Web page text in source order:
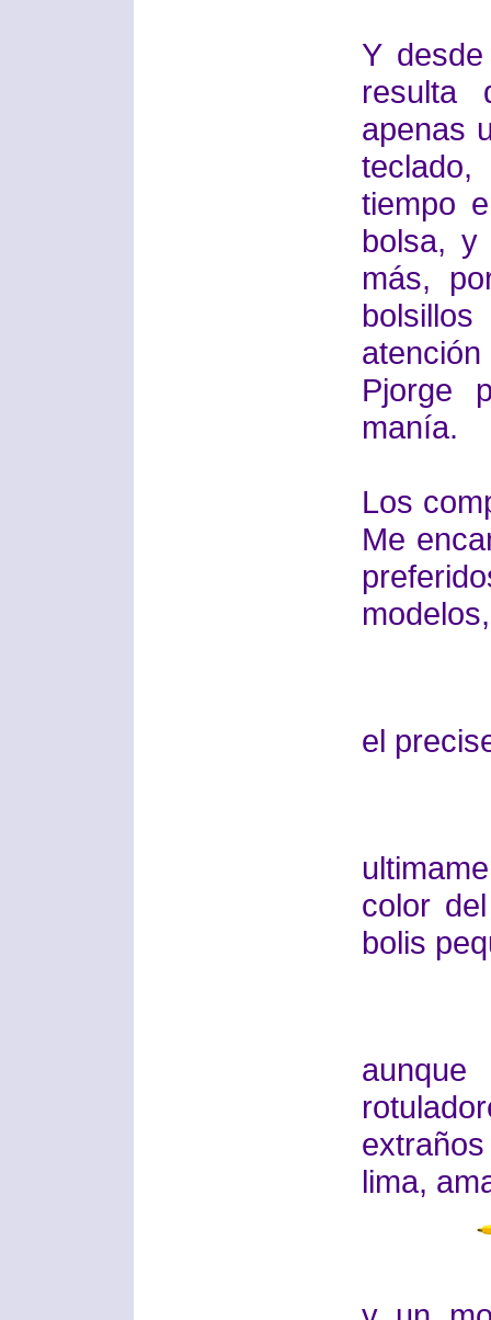
Y
resulta
apenas
tiempo
bolsa, y
más,
Pjorge
manía.
Los
Me
el
color
bolis
lima,